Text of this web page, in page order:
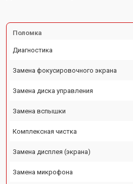
Поломка
Диагностика
Замена фокусировочного экрана
Замена диска управления
Замена вспышки
Комплексная чистка
Замена дисплея (экрана)
Замена микрофона